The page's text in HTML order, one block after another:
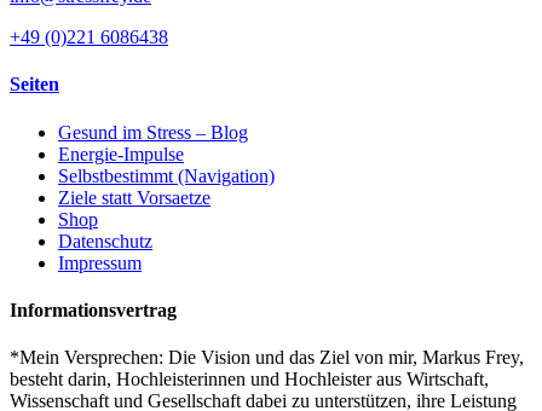
+49 (0)221 6086438
Seiten
Gesund im Stress – Blog
Energie-Impulse
Selbstbestimmt (Navigation)
Ziele statt Vorsaetze
Shop
Datenschutz
Impressum
Informationsvertrag
*Mein Versprechen: Die Vision und das Ziel von mir, Markus Frey,
besteht darin, Hochleisterinnen und Hochleister aus Wirtschaft,
Wissenschaft und Gesellschaft dabei zu unterstützen, ihre Leistung